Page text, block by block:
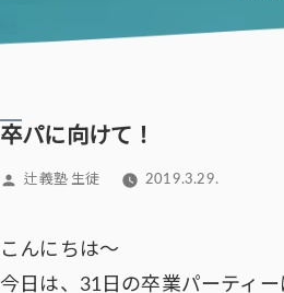
卒パに向けて！
投
辻義塾 生徒 2019.3.29.
こんにちは～
今日は、31日の卒業パーティ